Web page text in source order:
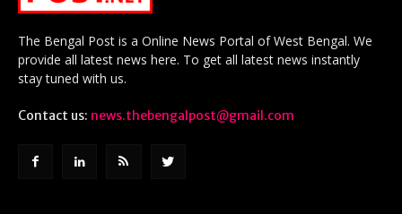
The Bengal Post is a Online News Portal of West Bengal. We
provide all latest news here. To get all latest news instantly
stay tuned with us.
Contact us: news.thebengalpost@gmail.com